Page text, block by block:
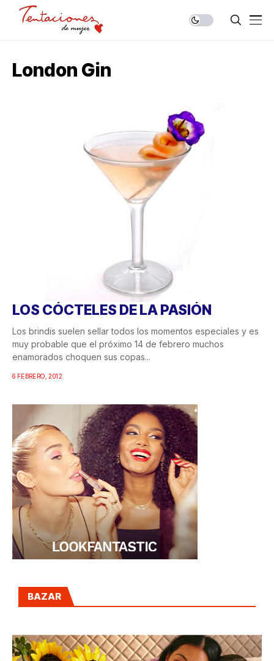
London Gin
LOS CÓCTELES DE LA PASIÓN
Los brindis suelen sellar todos los momentos especiales y es
muy probable que el próximo 14 de febrero muchos
enamorados choquen sus copas...
6 FEBRERO, 2012
BAZAR